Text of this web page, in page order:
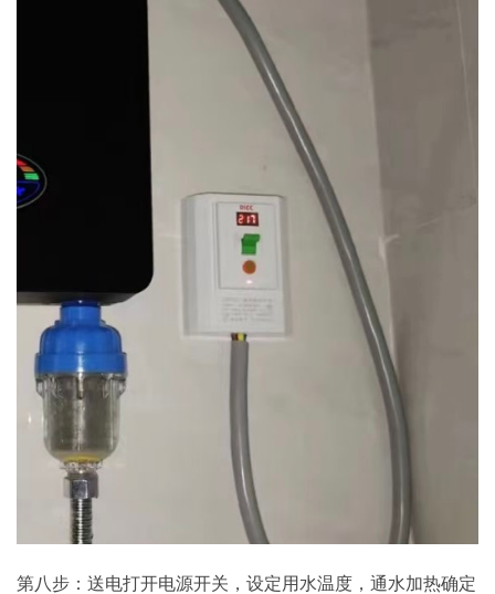
第八步：送电打开电源开关，设定用水温度，通水加热确定